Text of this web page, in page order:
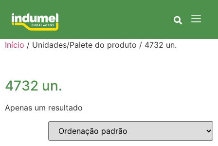
Início / Unidades/Palete do produto / 4732 un.
4732 un.
Apenas um resultado